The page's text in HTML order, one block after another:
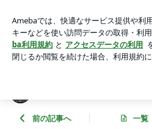
Bベース | コスモ楽器 オフィシャ
アプリをダウンロードして ブログの更
ょう。
前の記事へ 一覧